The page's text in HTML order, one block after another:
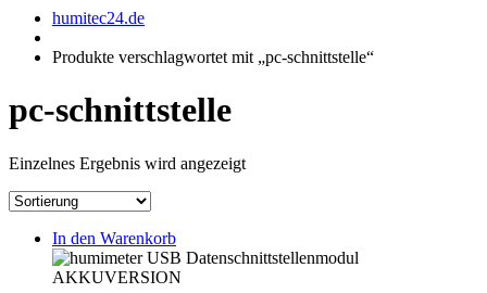
humitec24.de
Produkte verschlagwortet mit „pc-schnittstelle“
pc-schnittstelle
Einzelnes Ergebnis wird angezeigt
In den Warenkorb